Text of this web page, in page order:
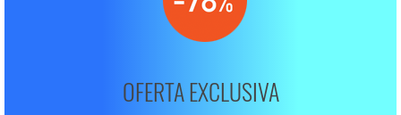
OFERTA EXCLUSIVA